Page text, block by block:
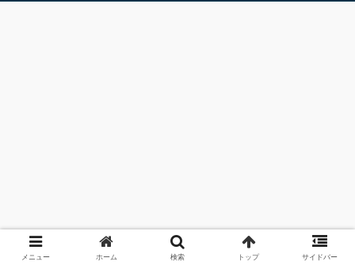
メニュー ホーム 検索 トップ サイドバー